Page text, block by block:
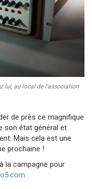
lui, au local de l'association
de près ce magnifique
son état général et
Mais cela est une
prochaine !
la campagne pour